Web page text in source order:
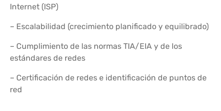
Internet (ISP)
– Escalabilidad (crecimiento planificado y equilibrado)
– Cumplimiento de las normas TIA/EIA y de los
estándares de redes
– Certificación de redes e identificación de puntos de
red